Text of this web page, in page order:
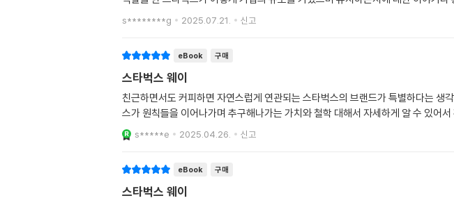
s********g 2025.07.21. 신고
eBook 구매
스타벅스 웨이
친근하면서도 커피하면 자연스럽게 연관되는 스타벅스의 브랜드가 특별하다는
스가 원칙들을 이어나가며 추구해나가는 가치와 철학 대해서 자세하게 알 수 있어
s*****e 2025.04.26. 신고
eBook 구매
스타벅스 웨이